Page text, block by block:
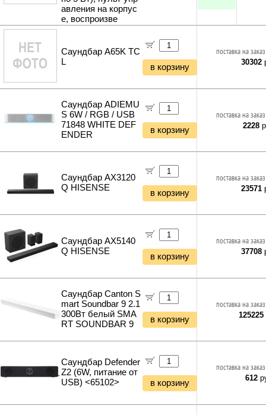
авления на корпус
е, воспроизве
Саундбар A65K TC
L
в корзину
поставка на
30302
Саундбар ADIEMU
S 6W / RGB / USB
71848 WHITE DEF
ENDER
в корзину
поставка на
2228
Саундбар AX3120
Q HISENSE
в корзину
поставка на
23571
Саундбар AX5140
Q HISENSE
в корзину
поставка на
37708
Саундбар Canton S
mart Soundbar 9 2.1
300Вт белый SMA
RT SOUNDBAR 9
в корзину
поставка на
125225
Саундбар Defender
Z2 (6W, питание от
USB) <65102>
в корзину
поставка на
612